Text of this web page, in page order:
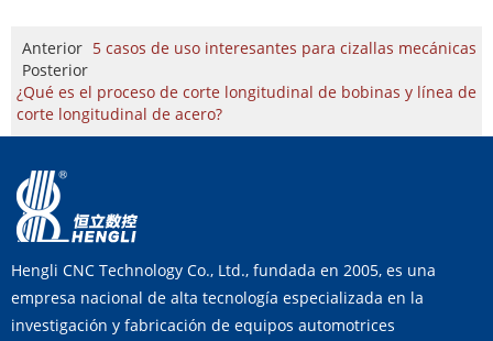
Anterior 5 casos de uso interesantes para cizallas mecánicas
Posterior
¿Qué es el proceso de corte longitudinal de bobinas y línea de
corte longitudinal de acero?
Hengli CNC Technology Co., Ltd., fundada en 2005, es una
empresa nacional de alta tecnología especializada en la
investigación y fabricación de equipos automotrices